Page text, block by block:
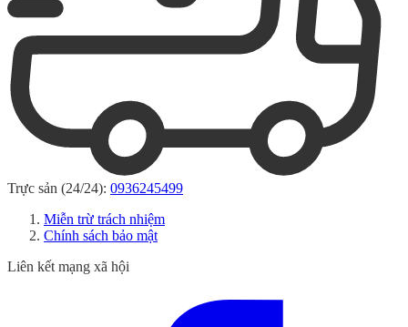
Trực sản (24/24): 0936245499
Miễn trừ trách nhiệm
Chính sách bảo mật
Liên kết mạng xã hội